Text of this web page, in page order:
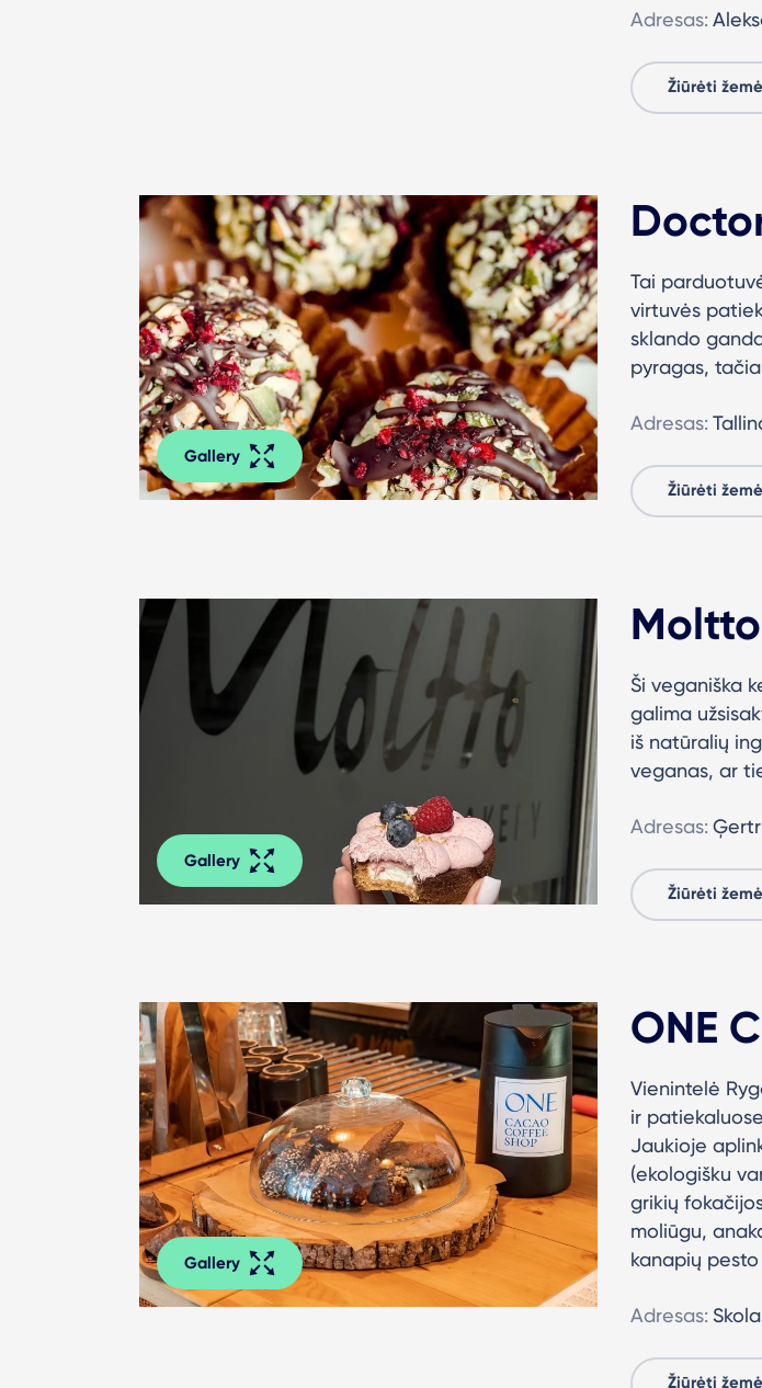
Adresas:
Žiūrėti
Gallery
Tai
virtuvės
sklando
pyragas,
Adresas:
Žiūrėti
Gallery
Ši veganiška
galima
iš natūralių
veganas, ar
Adresas:
Žiūrėti
Gallery
ONE
Vienintelė
ir
Jaukioje
(ekologišku
grikių
moliūgu,
kanapių
Adresas:
Žiūrėti